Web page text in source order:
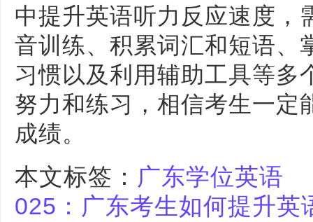
中提升英语听力反应速度，
音训练、积累词汇和短语、
习惯以及利用辅助工具等多
努力和练习，相信考生一定
成绩。
本文标签： 广东学位英语
025：广东考生如何提升英